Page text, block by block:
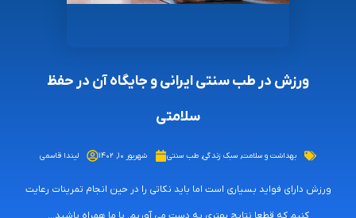
ورزش در طب سنتی ایرانی و جایگاه آن در حفظ
سلامتی
بهداشت و سلامت, سبک زندگی, طب سنتی شهریور ۱۰, ۱۴۰۲ لیندا قاسمی
ورزش دارای فواید بسیاری است اما باید نکاتی را در حین انجام تمرینات رعایت
کنیم که قطعا نتایج بهتری به دست می آوریم. با ما همراه باشید...